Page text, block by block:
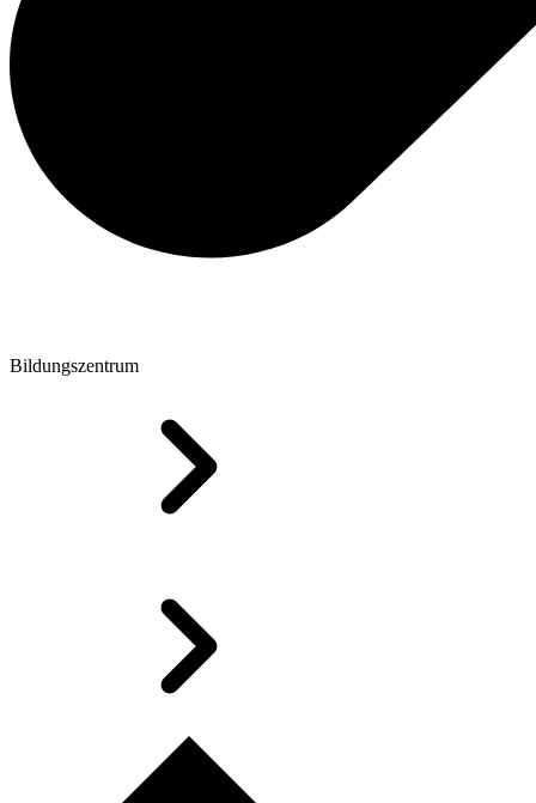
Bildungszentrum